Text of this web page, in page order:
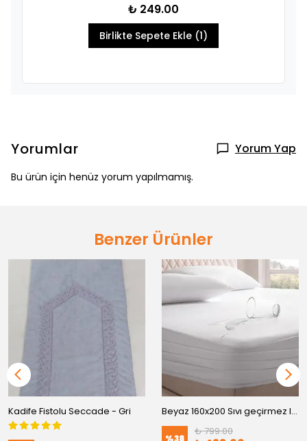
₺ 249.00
Birlikte Sepete Ekle (1)
Yorumlar Yorum Yap
Bu ürün için henüz yorum yapılmamış.
Benzer Ürünler
Kadife Fistolu Seccade - Gri Beyaz 160x200 Sıvı geçirmez lastikli Alez
₺ 799.00